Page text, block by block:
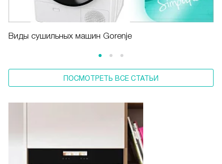
Виды сушильных машин Gorenje
ПОСМОТРЕТЬ ВСЕ СТАТЬИ